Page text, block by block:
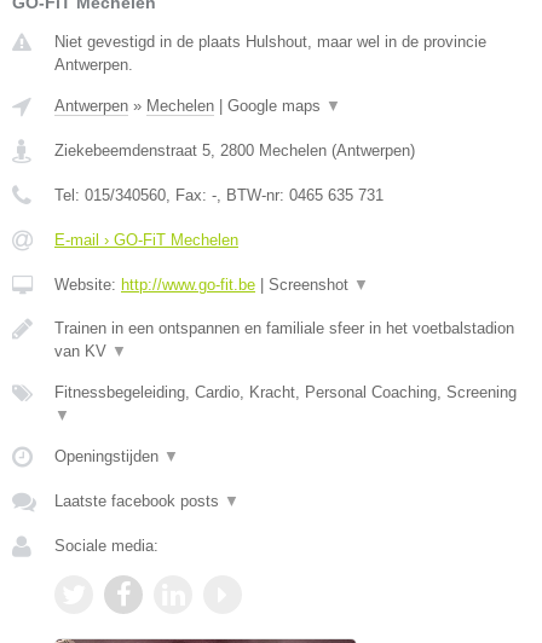
Niet gevestigd in de plaats Hulshout, maar wel in de provincie
Antwerpen.
Antwerpen » Mechelen Google maps ▼
Ziekebeemdenstraat 5 2800 Mechelen (Antwerpen)
Tel: 015/340560 , Fax: - , BTW-nr: 0465 635 731
E-mail › GO-FiT Mechelen
Website: http://www.go-fit.be Screenshot ▼
Trainen in een ontspannen en familiale sfeer in het voetbalstadion
van KV ▼
Fitnessbegeleiding, Cardio, Kracht, Personal Coaching, Screening
▼
Openingstijden ▼
Laatste facebook posts ▼
Sociale media: